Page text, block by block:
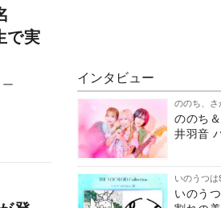
で実
インタビュー
ののち、
ののち
井羽音
いのうつは
いのう